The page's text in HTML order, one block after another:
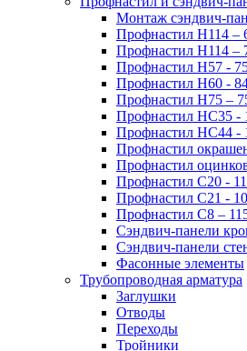
Монтаж сэндвич-
Профнастил Н114 –
Профнастил Н114 –
Профнастил Н57 -
Профнастил Н60 -
Профнастил Н75 –
Профнастил НС35 -
Профнастил НС44 -
Профнастил
Профнастил
Профнастил С20 -
Профнастил С21 -
Профнастил С8 –
Сэндвич-панели
Сэндвич-панели
Фасонные элементы
Трубопроводная арматура
Заглушки
Отводы
Переходы
Тройники